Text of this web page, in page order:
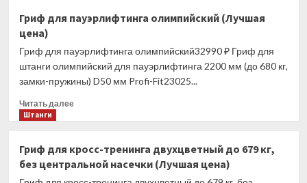
дорожка
MrCue
(Лучшая
Гриф для пауэрлифтинга олимпийский (Лучшая
цена)
Гриф для пауэрлифтинга олимпийский32990 ₽ Гриф для
штанги олимпийский для пауэрлифтинга 2200 мм (до 680 кг,
замки-пружины) D50 мм Profi-Fit23025...
Читать далееПрочитать
для
пауэрлифтинга
олимпийский
Штанги
Гриф для кросс-тренинга двухцветный до 679 кг,
без центральной насечки (Лучшая цена)